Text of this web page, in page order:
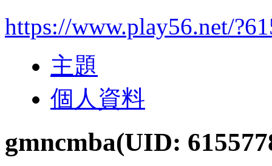
https://www.play56.net/
主題
個人資料
gmncmba(UID: